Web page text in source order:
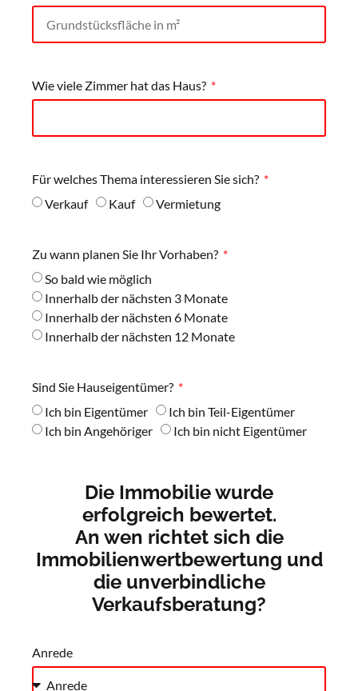
Wie viele Zimmer hat das Haus?
Für welches Thema interessieren Sie sich?
Verkauf
Kauf Vermietung
Zu wann planen Sie Ihr Vorhaben?
So bald wie möglich
Innerhalb der nächsten 3 Monate
Innerhalb der nächsten 6 Monate
Innerhalb der nächsten 12 Monate
Sind Sie Hauseigentümer?
Ich bin Eigentümer
Ich bin Teil-Eigentümer
Ich bin Angehöriger
Ich bin nicht Eigentümer
Die Immobilie wurde
erfolgreich bewertet.
An wen richtet sich die
Immobilienwertbewertung und
die unverbindliche
Verkaufsberatung?
Anrede